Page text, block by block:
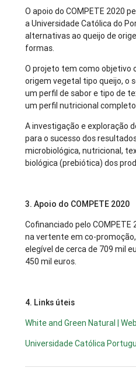
O apoio do COMPETE 2020
a Universidade Católica do
alternativas ao queijo de
formas.
O projeto tem como objetivo
origem vegetal tipo queijo, o
um perfil de sabor e tipo de
um perfil nutricional
A investigação e exploração
para o sucesso dos
microbiológica, nutricional,
biológica (prebiótica) dos
3. Apoio do COMPETE 2020
Cofinanciado pelo
na vertente em co-
elegível de cerca de 709 mil
450 mil euros.
4. Links úteis
White and Green Natural |
Universidade Católica